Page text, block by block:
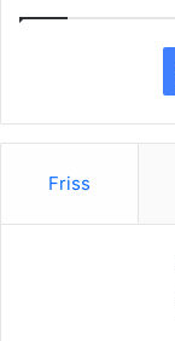
Friss